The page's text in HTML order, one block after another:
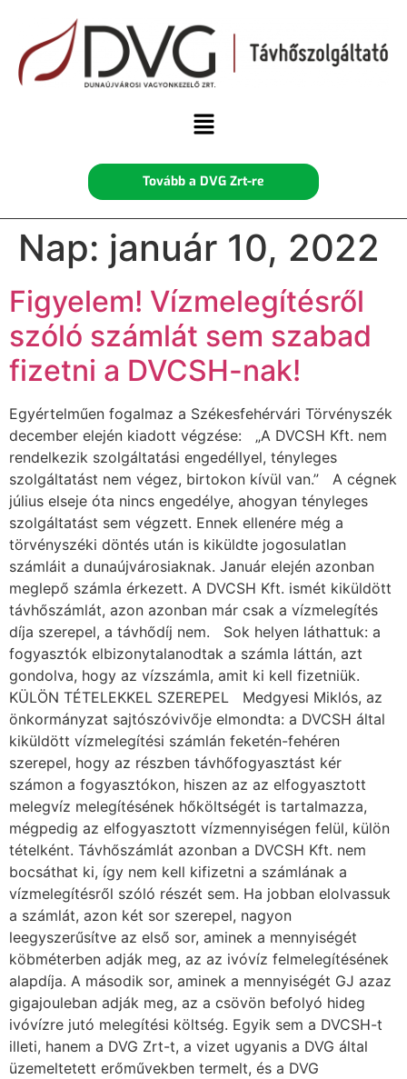
Tovább a DVG Zrt-re
Nap: január 10, 2022
Figyelem! Vízmelegítésről
szóló számlát sem szabad
fizetni a DVCSH-nak!
Egyértelműen fogalmaz a Székesfehérvári Törvényszék
december elején kiadott végzése: „A DVCSH Kft. nem
rendelkezik szolgáltatási engedéllyel, tényleges
szolgáltatást nem végez, birtokon kívül van.” A cégnek
július elseje óta nincs engedélye, ahogyan tényleges
szolgáltatást sem végzett. Ennek ellenére még a
törvényszéki döntés után is kiküldte jogosulatlan
számláit a dunaújvárosiaknak. Január elején azonban
meglepő számla érkezett. A DVCSH Kft. ismét kiküldött
távhőszámlát, azon azonban már csak a vízmelegítés
díja szerepel, a távhődíj nem. Sok helyen láthattuk: a
fogyasztók elbizonytalanodtak a számla láttán, azt
gondolva, hogy az vízszámla, amit ki kell fizetniük.
KÜLÖN TÉTELEKKEL SZEREPEL Medgyesi Miklós, az
önkormányzat sajtószóvivője elmondta: a DVCSH által
kiküldött vízmelegítési számlán feketén-fehéren
szerepel, hogy az részben távhőfogyasztást kér
számon a fogyasztókon, hiszen az az elfogyasztott
melegvíz melegítésének hőköltségét is tartalmazza,
mégpedig az elfogyasztott vízmennyiségen felül, külön
tételként. Távhőszámlát azonban a DVCSH Kft. nem
bocsáthat ki, így nem kell kifizetni a számlának a
vízmelegítésről szóló részét sem. Ha jobban elolvassuk
a számlát, azon két sor szerepel, nagyon
leegyszerűsítve az első sor, aminek a mennyiségét
köbméterben adják meg, az az ivóvíz felmelegítésének
alapdíja. A második sor, aminek a mennyiségét GJ azaz
gigajouleban adják meg, az a csövön befolyó hideg
ivóvízre jutó melegítési költség. Egyik sem a DVCSH-t
illeti, hanem a DVG Zrt-t, a vizet ugyanis a DVG által
üzemeltetett erőművekben termelt, és a DVG